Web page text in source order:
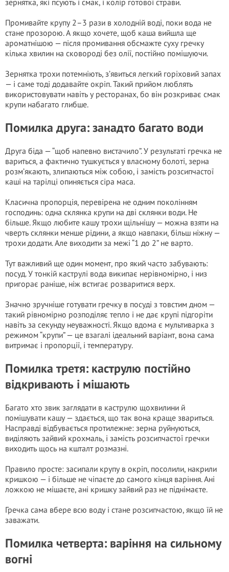
зернятка, які псують і смак, і колір готової страви.
Промивайте крупу 2–3 рази в холодній воді, поки вода не
стане прозорою. А якщо хочете, щоб каша вийшла ще
ароматнішою — після промивання обсмажте суху гречку
кілька хвилин на сковороді без олії, постійно помішуючи.
Зернятка трохи потемніють, з’явиться легкий горіховий запах
— і саме тоді додавайте окріп. Такий прийом люблять
використовувати навіть у ресторанах, бо він розкриває смак
крупи набагато глибше.
Помилка друга: занадто багато води
Друга біда — “щоб напевно вистачило”. У результаті гречка не
вариться, а фактично тушкується у власному болоті, зерна
розм’якають, злипаються між собою, і замість розсипчастої
каші на тарілці опиняється сіра маса.
Класична пропорція, перевірена не одним поколінням
господинь: одна склянка крупи на дві склянки води. Не
більше. Якщо любите кашу трохи щільнішу — можна взяти на
чверть склянки менше рідини, а якщо навпаки, більш ніжну —
трохи додати. Але виходити за межі “1 до 2” не варто.
Тут важливий ще один момент, про який часто забувають:
посуд. У тонкій каструлі вода википає нерівномірно, і низ
пригорає раніше, ніж встигає розваритися верх.
Значно зручніше готувати гречку в посуді з товстим дном —
такий рівномірно розподіляє тепло і не дає крупі підгоріти
навіть за секунду неуважності. Якщо вдома є мультиварка з
режимом “крупи” — це взагалі ідеальний варіант, вона сама
витримає і пропорції, і температуру.
Помилка третя: каструлю постійно
відкривають і мішають
Багато хто звик заглядати в каструлю щохвилини й
помішувати кашу — здається, що так вона краще звариться.
Насправді відбувається протилежне: зерна руйнуються,
виділяють зайвий крохмаль, і замість розсипчастої гречки
виходить щось на кшталт розмазні.
Правило просте: засипали крупу в окріп, посолили, накрили
кришкою — і більше не чіпаєте до самого кінця варіння. Ані
ложкою не мішаєте, ані кришку зайвий раз не піднімаєте.
Гречка сама вбере всю воду і стане розсипчастою, якщо їй не
заважати.
Помилка четверта: варіння на сильному
вогні